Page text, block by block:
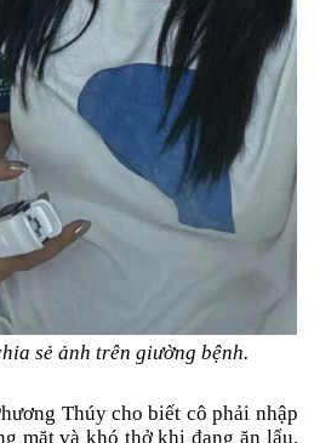
sẻ ảnh trên giường bệnh.
Thúy cho biết cô phải nhập
mặt và khó thở khi đang ăn lẩu.